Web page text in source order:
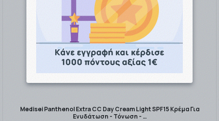
Medisei Panthenol Extra CC Day Cream Light SPF15 Κρέμα Για
Ενυδάτωση - Τόνωση - …